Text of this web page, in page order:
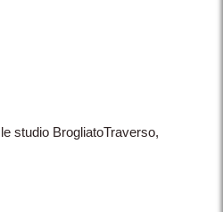
studio BrogliatoTraverso,